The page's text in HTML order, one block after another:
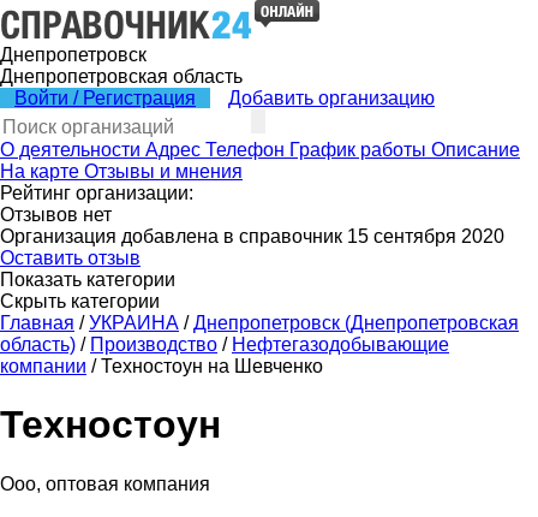
Днепропетровск
Днепропетровская область
Войти / Регистрация
Добавить организацию
О деятельности Адрес Телефон График работы Описание
На карте Отзывы и мнения
Рейтинг организации:
Отзывов нет
Организация добавлена в справочник 15 сентября 2020
Оставить отзыв
Показать категории
Скрыть категории
Главная / УКРАИНА / Днепропетровск (Днепропетровская
область) / Производство / Нефтегазодобывающие
компании / Техностоун на Шевченко
Техностоун
Ооо, оптовая компания